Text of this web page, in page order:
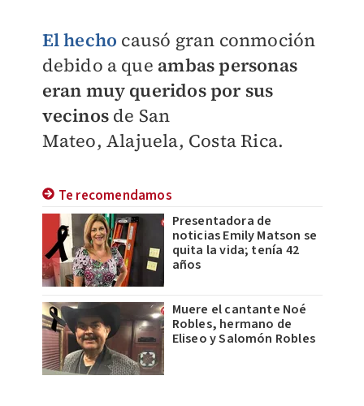
El hecho causó gran conmoción
debido a que ambas personas
eran muy queridos por sus
vecinos de San
Mateo, Alajuela, Costa Rica.
Te recomendamos
Presentadora de
noticias Emily Matson se
quita la vida; tenía 42
años
Muere el cantante Noé
Robles, hermano de
Eliseo y Salomón Robles